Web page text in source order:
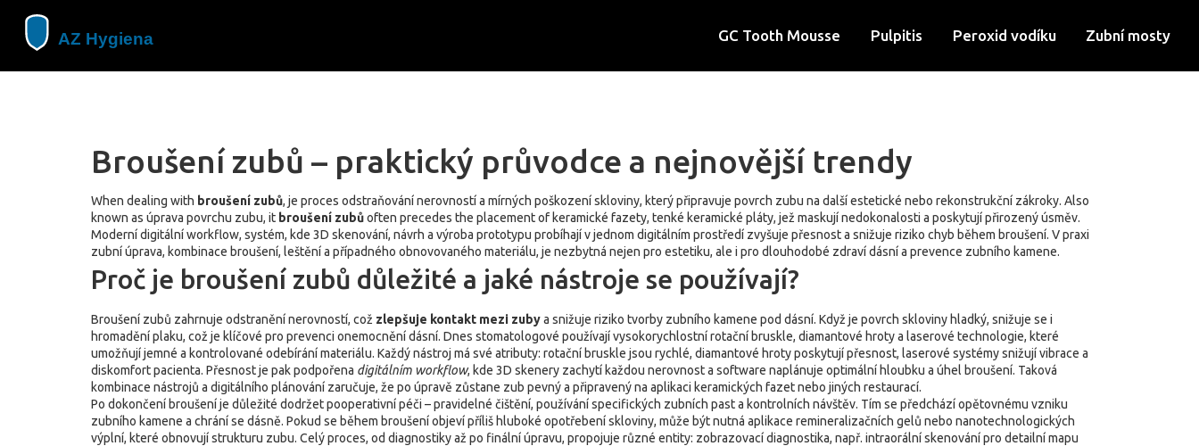
GC Tooth Mousse Pulpitis Peroxid vodíku Zubní mosty
Broušení zubů – praktický průvodce a nejnovější trendy
When dealing with broušení zubů, je proces odstraňování nerovností a mírných poškození skloviny, který připravuje povrch zubu na další estetické nebo rekonstrukční zákroky. Also
known as úprava povrchu zubu, it broušení zubůoften precedes the placement of keramické fazety, tenké keramické pláty, jež maskují nedokonalosti a poskytují přirozený úsměv.
Modernídigitální workflow, systém, kde 3D skenování, návrh a výroba prototypu probíhají v jednom digitálním prostředí zvyšuje přesnost a snižuje riziko chyb během broušení. V praxi
zubní úprava, kombinace broušení, leštění a případného obnovovaného materiálu, je nezbytná nejen pro estetiku, ale i pro dlouhodobé zdraví dásní a prevence zubního kamene.
Proč je broušení zubů důležité a jaké nástroje se používají?
Broušení zubů zahrnuje odstranění nerovností, což zlepšuje kontakt mezi zubya snižuje riziko tvorby zubního kamene pod dásní. Když je povrch skloviny hladký, snižuje se i
hromadění plaku, což je klíčové pro prevenci onemocnění dásní. Dnes stomatologové používají vysokorychlostní rotační bruskle, diamantové hroty a laserové technologie, které
umožňují jemné a kontrolované odebírání materiálu. Každý nástroj má své atributy: rotační bruskle jsou rychlé, diamantové hroty poskytují přesnost, laserové systémy snižují vibrace a
diskomfort pacienta. Přesnost je pak podpořena digitálním workflow, kde 3D skenery zachytí každou nerovnost a software naplánuje optimální hloubku a úhel broušení. Taková
kombinace nástrojů a digitálního plánování zaručuje, že po úpravě zůstane zub pevný a připravený na aplikaci keramických fazet nebo jiných restaurací.
Po dokončení broušení je důležité dodržet pooperativní péči – pravidelné čištění, používání specifických zubních past a kontrolních návštěv. Tím se předchází opětovnému vzniku
zubního kamene a chrání se dásně. Pokud se během broušení objeví příliš hluboké opotřebení skloviny, může být nutná aplikace remineralizačních gelů nebo nanotechnologických
výplní, které obnovují strukturu zubu. Celý proces, od diagnostiky až po finální úpravu, propojuje různé entity: zobrazovací diagnostika, např. intraorální skenování pro detailní mapu